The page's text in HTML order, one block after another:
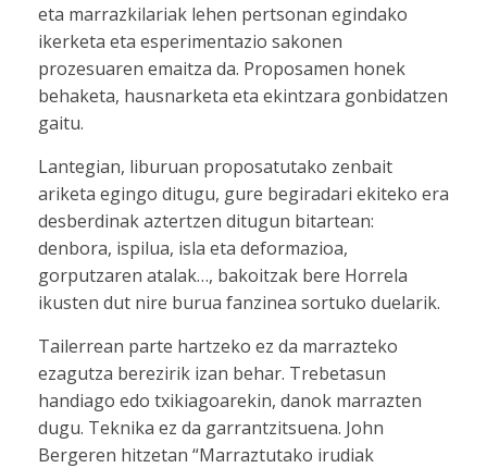
eta marrazkilariak lehen pertsonan egindako
ikerketa eta esperimentazio sakonen
prozesuaren emaitza da. Proposamen honek
behaketa, hausnarketa eta ekintzara gonbidatzen
gaitu.
Lantegian, liburuan proposatutako zenbait
ariketa egingo ditugu, gure begiradari ekiteko era
desberdinak aztertzen ditugun bitartean:
denbora, ispilua, isla eta deformazioa,
gorputzaren atalak…, bakoitzak bere Horrela
ikusten dut nire burua fanzinea sortuko duelarik.
Tailerrean parte hartzeko ez da marrazteko
ezagutza berezirik izan behar. Trebetasun
handiago edo txikiagoarekin, danok marrazten
dugu. Teknika ez da garrantzitsuena. John
Bergeren hitzetan “Marraztutako irudiak